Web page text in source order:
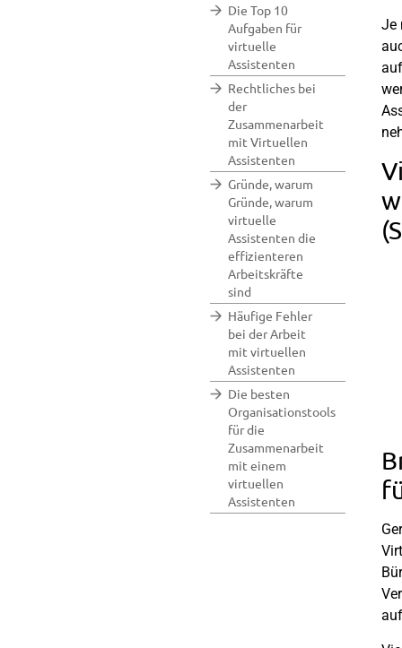
Die Top 10
Aufgaben für
virtuelle
Assistenten
Rechtliches bei
der
Zusammenarbeit
mit Virtuellen
Assistenten
Gründe, warum
Gründe, warum
virtuelle
Assistenten die
effizienteren
Arbeitskräfte
sind
Häufige Fehler
bei der Arbeit
mit virtuellen
Assistenten
Die besten
Organisationstools
für die
Zusammenarbeit
mit einem
virtuellen
Assistenten
Je